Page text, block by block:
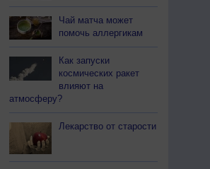
Чай матча может
помочь аллергикам
Как запуски
космических ракет
влияют на
атмосферу?
Лекарство от старости